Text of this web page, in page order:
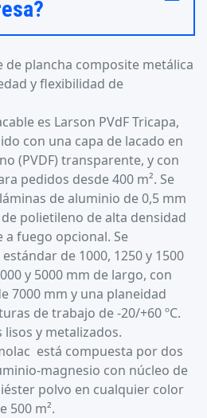
de plancha composite metálica
y flexibilidad de
es Larson PVdF Tricapa,
con una capa de lacado en
(PVDF) transparente, y con
pedidos desde 400 m². Se
de aluminio de 0,5 mm
polietileno de alta densidad
fuego opcional. Se
de 1000, 1250 y 1500
y 5000 mm de largo, con
7000 mm y una planeidad
de trabajo de -20/+60 ºC.
lisos y metalizados.
está compuesta por dos
magnesio con núcleo de
polvo en cualquier color
500 m².